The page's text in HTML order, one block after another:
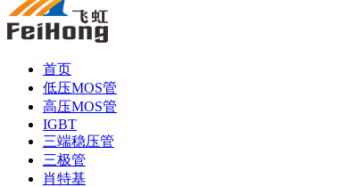
首页
低压MOS管
高压MOS管
IGBT
三端稳压管
三极管
肖特基